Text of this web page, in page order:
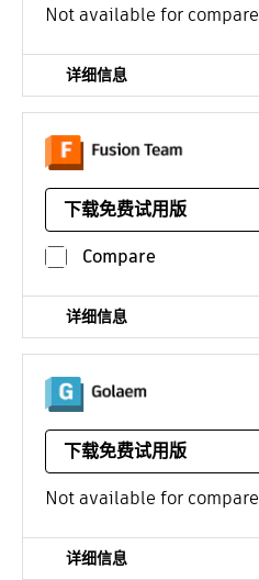
/年
Not available for compare
详细信息
下载免费试用版
平台：相关服务
/年 Compare
详细信息
填充世界
下载免费试用版
平台：
Linux
/年
Not available for compare
详细信息